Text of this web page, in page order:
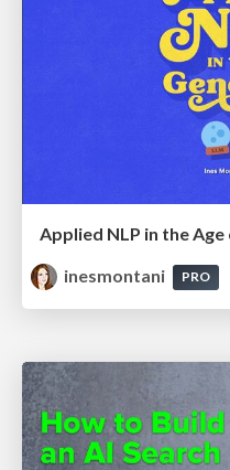
Applied NLP in the
inesmontani
PRO